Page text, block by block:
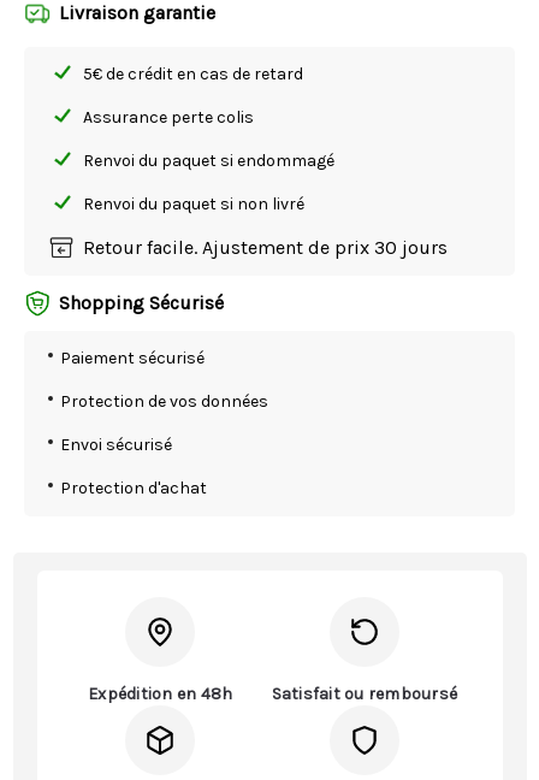
Livraison garantie
5€ de crédit en cas de retard
Assurance perte colis
Renvoi du paquet si endommagé
Renvoi du paquet si non livré
Retour facile. Ajustement de prix 30 jours
Shopping Sécurisé
Paiement sécurisé
Protection de vos données
Envoi sécurisé
Protection d'achat
Expédition en 48h Satisfait ou remboursé